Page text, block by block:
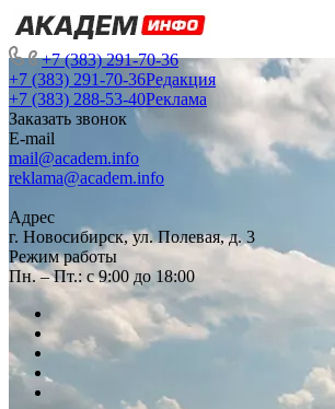
+7 (383) 291-70-36
+7 (383) 291-70-36Редакция
+7 (383) 288-53-40Реклама
Заказать звонок
E-mail
mail@academ.info
reklama@academ.info
Адрес
г. Новосибирск, ул. Полевая, д. 3
Режим работы
Пн. – Пт.: с 9:00 до 18:00